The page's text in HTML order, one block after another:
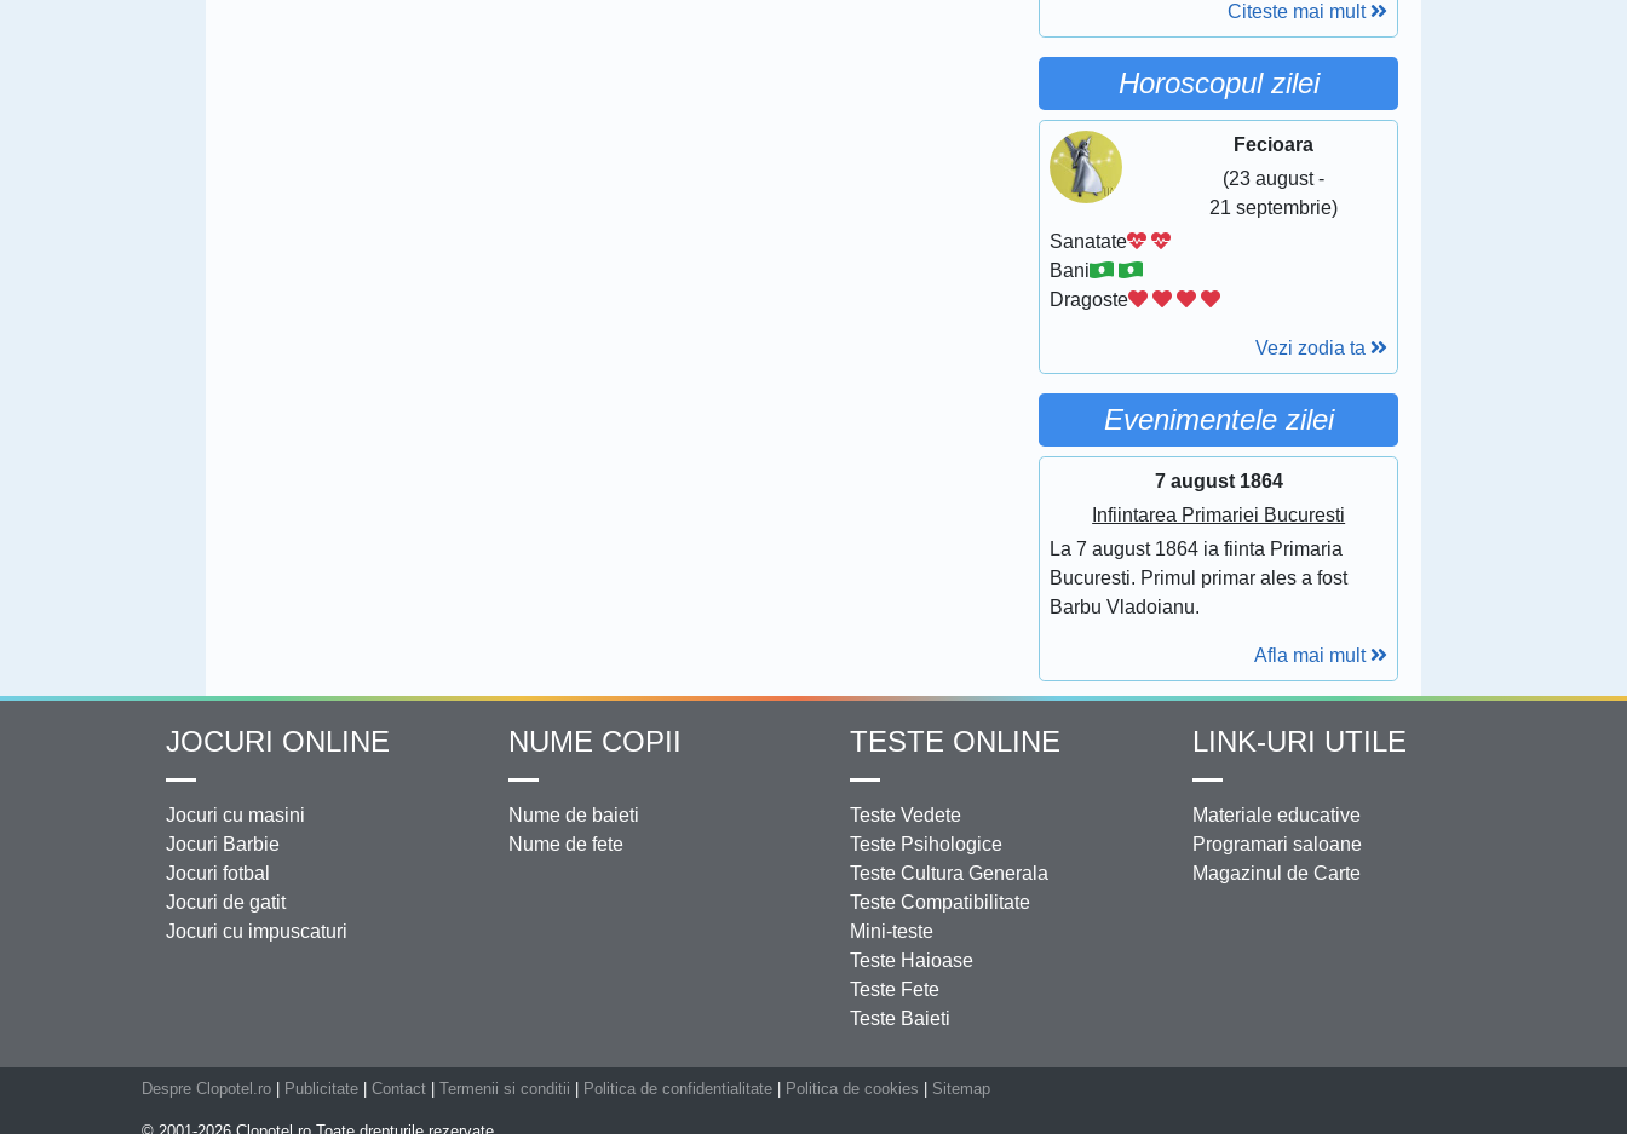
Citeste mai mult
Horoscopul zilei
Fecioara
(23 august -
21 septembrie)
Sanatate
Bani
Dragoste
Vezi zodia ta
Evenimentele zilei
7 august 1864
Infiintarea Primariei Bucuresti
La 7 august 1864 ia fiinta Primaria
Bucuresti. Primul primar ales a fost
Barbu Vladoianu.
Afla mai mult
JOCURI ONLINE
Jocuri cu masini
Jocuri Barbie
Jocuri fotbal
Jocuri de gatit
Jocuri cu impuscaturi
NUME COPII
Nume de baieti
Nume de fete
TESTE ONLINE
Teste Vedete
Teste Psihologice
Teste Cultura Generala
Teste Compatibilitate
Mini-teste
Teste Haioase
Teste Fete
Teste Baieti
LINK-URI UTILE
Materiale educative
Programari saloane
Magazinul de Carte
Despre Clopotel.ro Publicitate Contact Termenii si conditii Politica de confidentialitate Politica de cookies Sitemap